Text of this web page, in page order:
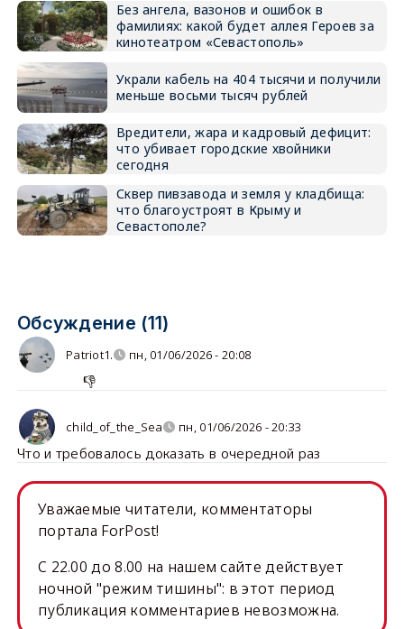
Без ангела, вазонов и ошибок в
фамилиях: какой будет аллея Героев за
кинотеатром «Севастополь»
Украли кабель на 404 тысячи и получили
меньше восьми тысяч рублей
Вредители, жара и кадровый дефицит:
что убивает городские хвойники
сегодня
Сквер пивзавода и земля у кладбища:
что благоустроят в Крыму и
Севастополе?
Обсуждение (11)
Patriot1. пн, 01/06/2026 - 20:08
👎
child_of_the_Sea пн, 01/06/2026 - 20:33
Что и требовалось доказать в очередной раз
Уважаемые читатели, комментаторы
портала ForPost!
C 22.00 до 8.00 на нашем сайте действует
ночной "режим тишины": в этот период
публикация комментариев невозможна.